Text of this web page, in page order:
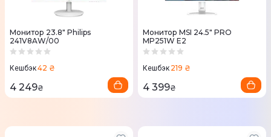
Монитор 23.8" Philips
241V8AW/00
Кешбэк42 ₴
4 249₴
Монитор MSI 24.5" PRO
MP251W E2
Кешбэк 219 ₴
4 399₴